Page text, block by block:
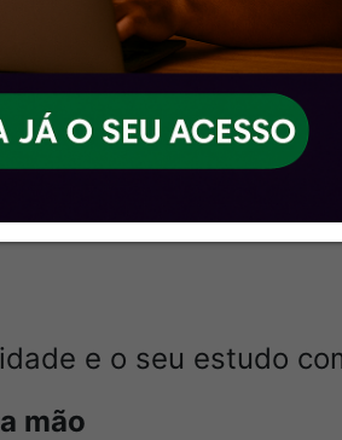
– 2025 (Pós-Edital)
– 2025 (Pós-Edital)
– 2025 (Pós-Edital)
Conhecimentos
e o seu estudo
mão